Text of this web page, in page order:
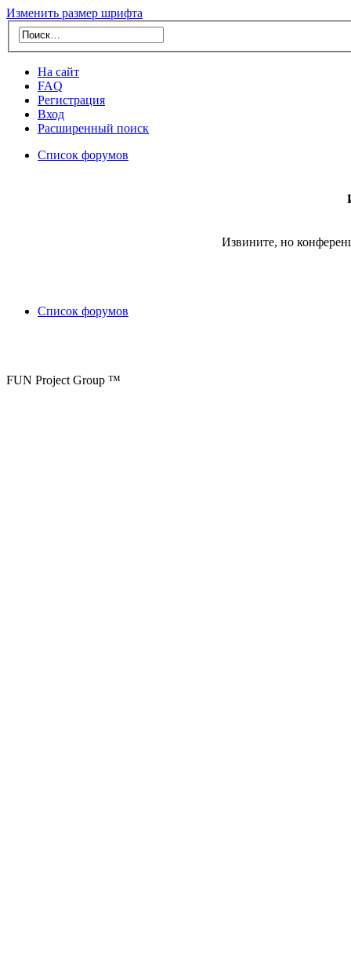
Изменить размер шрифта
На сайт
FAQ
Регистрация
Вход
Расширенный поиск
Список форумов
Извините, но
Список форумов
FUN Project Group ™